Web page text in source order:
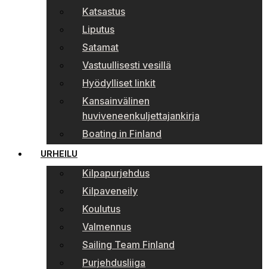
Katsastus
Liputus
Satamat
Vastuullisesti vesillä
Hyödylliset linkit
Kansainvälinen
huviveneenkuljettajankirja
Boating in Finland
URHEILU
Kilpapurjehdus
Kilpaveneily
Koulutus
Valmennus
Sailing Team Finland
Purjehdusliiga